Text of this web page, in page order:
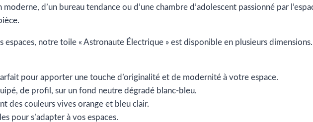
moderne, d’un bureau tendance ou d’une chambre d’adolescent passionné par
espaces, notre toile « Astronaute Électrique » est disponible en plusieurs
pour apporter une touche d’originalité et de modernité à votre espace.
de profil, sur un fond neutre dégradé blanc-bleu.
des couleurs vives orange et bleu clair.
pour s’adapter à vos espaces.